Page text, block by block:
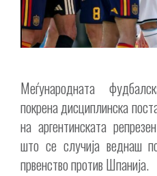
Меѓународната
покрена дисциплинска
на аргентинската
што се случија веднаш
првенство против Шпанија.